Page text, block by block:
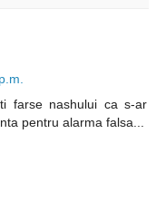
farse nashului ca s-ar
pentru alarma falsa...